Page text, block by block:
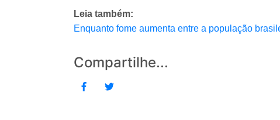
Leia também:
Enquanto fome aumenta entre a população
Compartilhe...